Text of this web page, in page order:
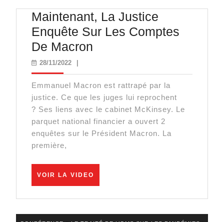
mijotent
vraiment
!
Maintenant, La Justice
Enquête Sur Les Comptes
De Macron
Justice
Enquête
Sur
Les
Comptes
Macron
28/11/202228/11/2022
Emmanuel Macron est rattrapé par la
justice. Ce que les juges lui reprochent
? Ses liens avec le cabinet McKinsey. Le
parquet national financier a ouvert 2
enquêtes sur le Président Macron. La
première,
VOIR LA VIDEO